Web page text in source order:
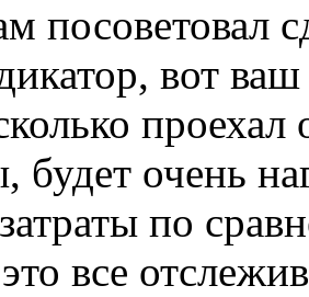
посоветовал
вот
будет очень
по
все